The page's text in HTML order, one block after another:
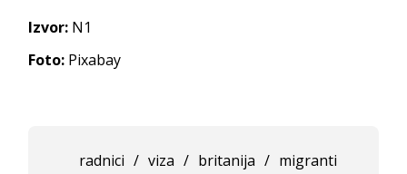
Izvor: N1
Foto: Pixabay
radnici / viza / britanija / migranti